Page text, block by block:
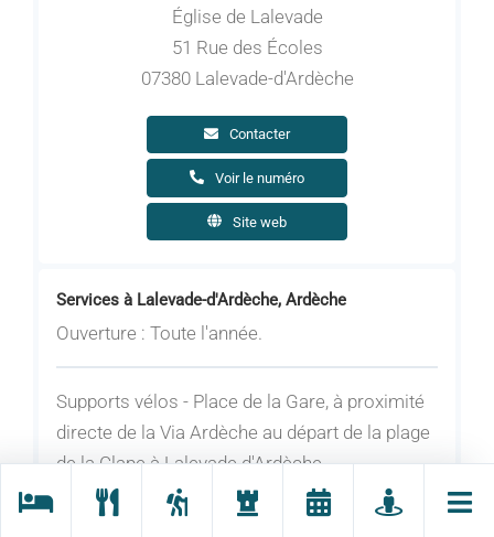
Église de Lalevade
51 Rue des Écoles
07380 Lalevade-d'Ardèche
Contacter
Voir le numéro
Site web
Services à Lalevade-d'Ardèche, Ardèche
Ouverture : Toute l'année.
Supports vélos - Place de la Gare, à proximité
directe de la Via Ardèche au départ de la plage
de la Clape à Lalevade d'Ardèche.